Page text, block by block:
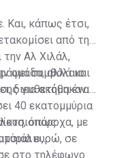
Και, κάπως έτσι,
από τη
Αλ Χιλάλ,
ομάδα, αλλά και
διευθετήθηκαν.
συμβόλαιο
για ακόμα έναν
40 εκατομμύρια
με
ευρώ, σε
όπως
στο τηλέφωνο